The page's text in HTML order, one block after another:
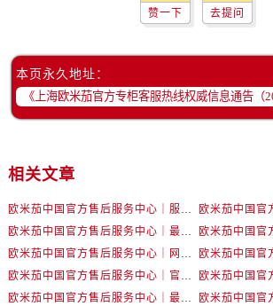
赞一下 去提问
本页永久地址：
相关文章
欧米茄中国官方售后服务中心｜服务热线及详细地址权威信息公告（2026年7月最新）
欧米茄中国官方售后服务中心｜最新地址及官方服务热线权威信息公告（2026年7月最新）
欧米茄中国官方售后服务中心｜网点地址和官方热线权威信息通知（2026年7月最新）
欧米茄中国官方售后服务中心｜官方地址与售后电话权威信息公告（2026年7月最新）
欧米茄中国官方售后服务中心｜最新热线电话与地址权威信息公告（2026年7月最新）